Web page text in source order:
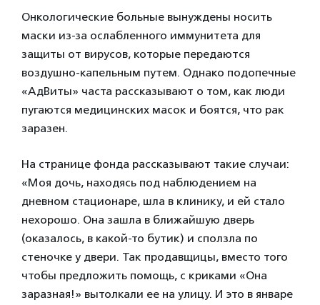
Онкологические больные вынуждены носить
маски из-за ослабленного иммунитета для
защиты от вирусов, которые передаются
воздушно-капельным путем. Однако подопечные
«АдВиты» часта рассказывают о том, как люди
пугаются медицинских масок и боятся, что рак
заразен.
На странице фонда рассказывают такие случаи:
«Моя дочь, находясь под наблюдением на
дневном стационаре, шла в клинику, и ей стало
нехорошо. Она зашла в ближайшую дверь
(оказалось, в какой-то бутик) и сползла по
стеночке у двери. Так продавщицы, вместо того
чтобы предложить помощь, с криками «Она
заразная!» вытолкали ее на улицу. И это в январе